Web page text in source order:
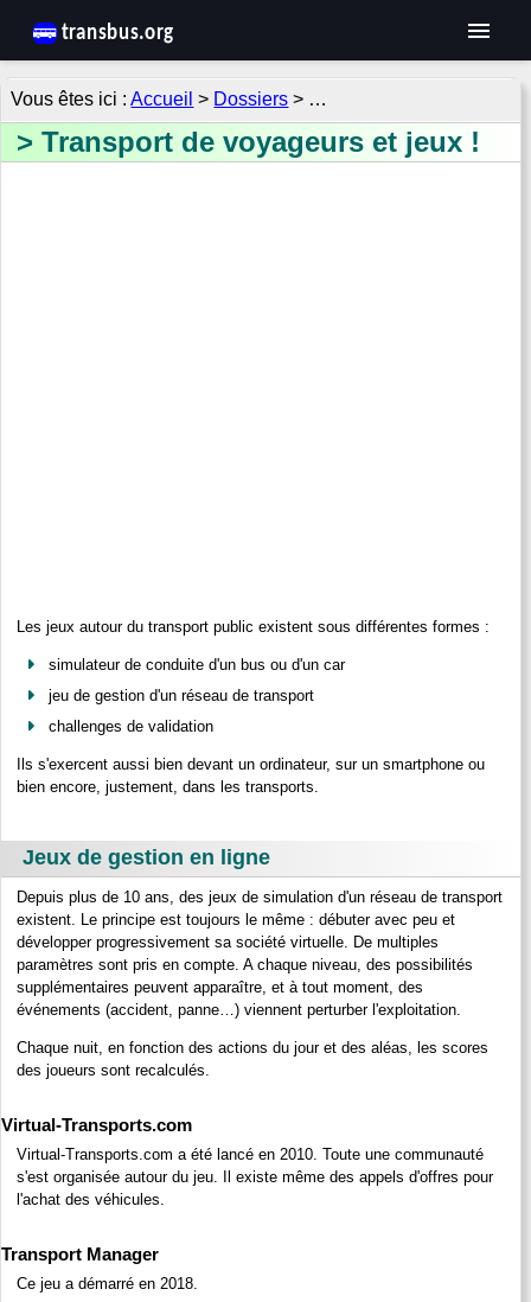
Accueil > Dossiers > …
Transport de voyageurs et jeux !
Les jeux autour du transport public existent sous différentes formes :
simulateur de conduite d'un bus ou d'un car
jeu de gestion d'un réseau de transport
challenges de validation
Ils s'exercent aussi bien devant un ordinateur, sur un smartphone ou
bien encore, justement, dans les transports.
Jeux de gestion en ligne
Depuis plus de 10 ans, des jeux de simulation d'un réseau de transport
existent. Le principe est toujours le même : débuter avec peu et
développer progressivement sa société virtuelle. De multiples
paramètres sont pris en compte. A chaque niveau, des possibilités
supplémentaires peuvent apparaître, et à tout moment, des
événements (accident, panne…) viennent perturber l'exploitation.
Chaque nuit, en fonction des actions du jour et des aléas, les scores
des joueurs sont recalculés.
Virtual-Transports.com
Virtual-Transports.com a été lancé en 2010. Toute une communauté
s'est organisée autour du jeu. Il existe même des appels d'offres pour
l'achat des véhicules.
Transport Manager
Ce jeu a démarré en 2018.